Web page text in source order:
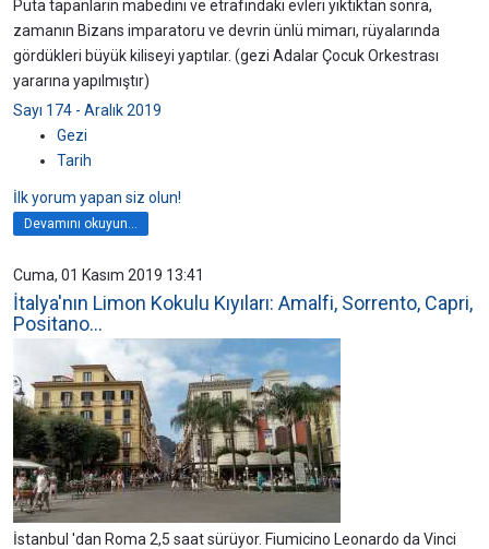
Puta tapanların mabedini ve etrafındaki evleri yıktıktan sonra,
zamanın Bizans imparatoru ve devrin ünlü mimarı, rüyalarında
gördükleri büyük kiliseyi yaptılar. (gezi Adalar Çocuk Orkestrası
yararına yapılmıştır)
Sayı 174 - Aralık 2019
Gezi
Tarih
İlk yorum yapan siz olun!
Devamını okuyun...
Cuma, 01 Kasım 2019 13:41
İtalya'nın Limon Kokulu Kıyıları: Amalfi, Sorrento, Capri,
Positano…
İstanbul 'dan Roma 2,5 saat sürüyor. Fiumicino Leonardo da Vinci